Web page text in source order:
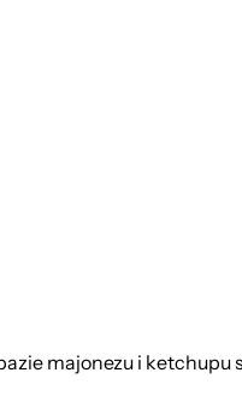
majonezu i ketchupu